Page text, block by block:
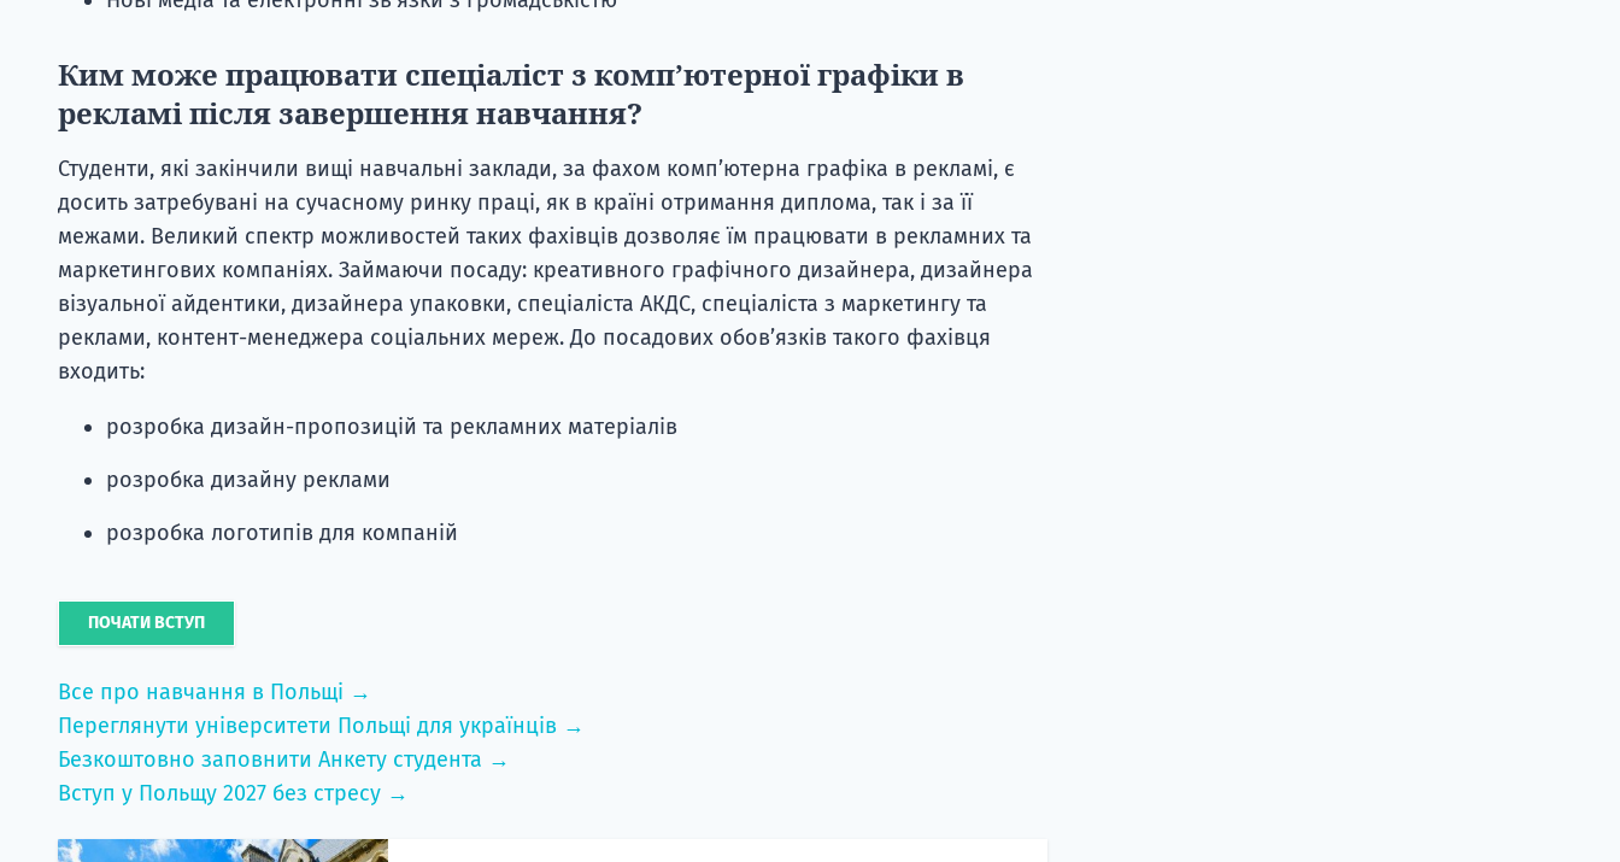
Ким може працювати спеціаліст з комп’ютерної графіки в
рекламі після завершення навчання?
Студенти, які закінчили вищі навчальні заклади, за фахом комп’ютерна графіка в рекламі, є
досить затребувані на сучасному ринку праці, як в країні отримання диплома, так і за її
межами. Великий спектр можливостей таких фахівців дозволяє їм працювати в рекламних та
маркетингових компаніях. Займаючи посаду: креативного графічного дизайнера, дизайнера
візуальної айдентики, дизайнера упаковки, спеціаліста АКДС, спеціаліста з маркетингу та
реклами, контент-менеджера соціальних мереж. До посадових обов’язків такого фахівця
входить:
розробка дизайн-пропозицій та рекламних матеріалів
розробка дизайну реклами
розробка логотипів для компаній
ПОЧАТИ ВСТУП
Все про навчання в Польщі →
Переглянути університети Польщі для українців →
Безкоштовно заповнити Анкету студента →
Вступ у Польщу 2027 без стресу →